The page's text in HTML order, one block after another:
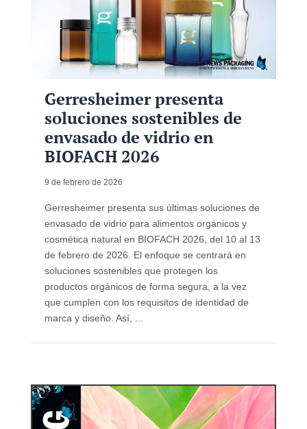
Gerresheimer presenta
soluciones sostenibles de
envasado de vidrio en
BIOFACH 2026
9 de febrero de 2026
Gerresheimer presenta sus últimas soluciones de
envasado de vidrio para alimentos orgánicos y
cosmética natural en BIOFACH 2026, del 10 al 13
de febrero de 2026. El enfoque se centrará en
soluciones sostenibles que protegen los
productos orgánicos de forma segura, a la vez
que cumplen con los requisitos de identidad de
marca y diseño. Así, ...